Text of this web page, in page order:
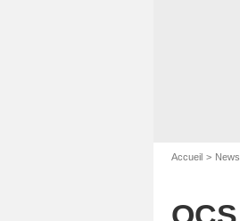
Accueil